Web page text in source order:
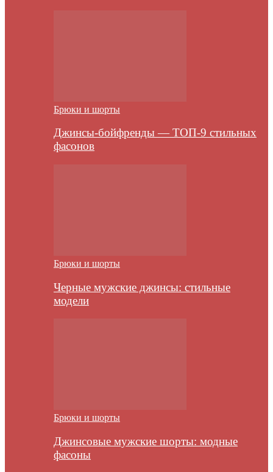
Брюки и шорты
Джинсы-бойфренды — ТОП-9 стильных
фасонов
Брюки и шорты
Черные мужские джинсы: стильные
модели
Брюки и шорты
Джинсовые мужские шорты: модные
фасоны